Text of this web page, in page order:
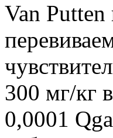
Van
300 мг/кг
0,0001